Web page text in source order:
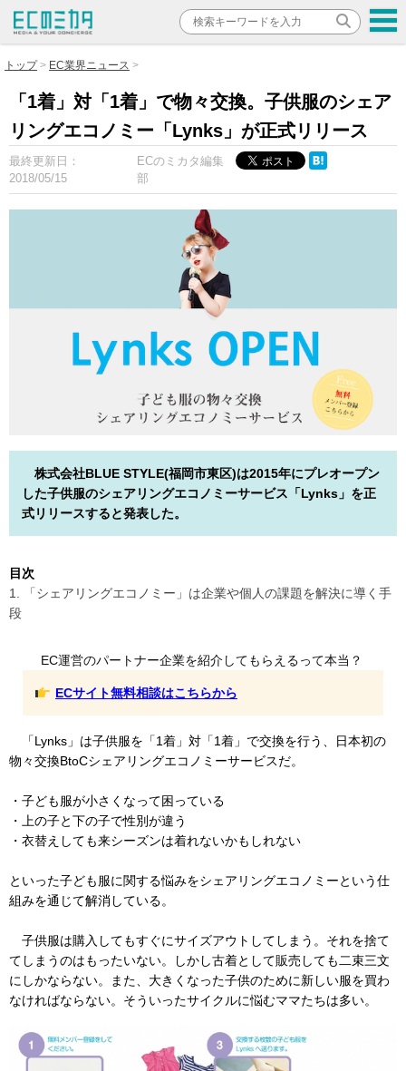
トップ EC業界ニュース
「1着」対「1着」で物々交換。子供服のシェア
リングエコノミー「Lynks」が正式リリース
最終更新日：
2018/05/15
ECのミカタ編集
部
株式会社BLUE STYLE(福岡市東区)は2015年にプレオープン
した子供服のシェアリングエコノミーサービス「Lynks」を正
式リリースすると発表した。
目次
1. 「シェアリングエコノミー」は企業や個人の課題を解決に導く手
段
EC運営のパートナー企業を紹介してもらえるって本当？
ECサイト無料相談はこちらから
「Lynks」は子供服を「1着」対「1着」で交換を行う、日本初の
物々交換BtoCシェアリングエコノミーサービスだ。
・子ども服が小さくなって困っている
・上の子と下の子で性別が違う
・衣替えしても来シーズンは着れないかもしれない
といった子ども服に関する悩みをシェアリングエコノミーという仕
組みを通じて解消している。
子供服は購入してもすぐにサイズアウトしてしまう。それを捨て
てしまうのはもったいない。しかし古着として販売しても二束三文
にしかならない。また、大きくなった子供のために新しい服を買わ
なければならない。そういったサイクルに悩むママたちは多い。